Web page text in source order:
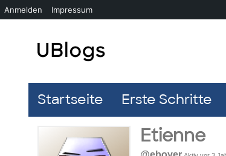
Startseite Erste Schritte
Etienne
Anmelden Impressum